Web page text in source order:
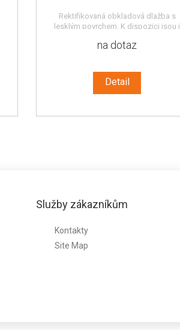
Rektifikovaná obkladová dlažba s
lesklým povrchem. K dispozici jsou i
katalog).
na dotaz
Detail
Služby zákazníkům
Kontakty
Site Map